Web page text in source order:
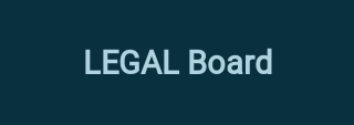
LEGAL Board